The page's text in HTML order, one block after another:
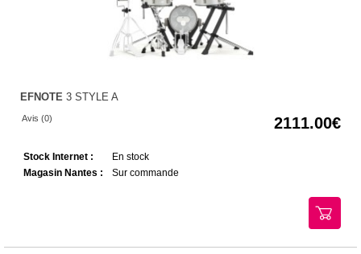
EFNOTE 3 STYLE A
Avis (0) 2111.00
Stock Internet :
En stock
Magasin Nantes :
Sur commande